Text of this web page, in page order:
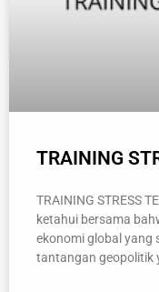
TRAINING
TRAINING STRESS
ketahui bersama
ekonomi global yang
tantangan geopolitik